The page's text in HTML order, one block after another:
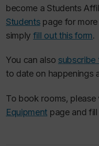
become a Students
Studentspage for more
simply fill out this form.
You can also subscribe
to date on happenings
To book rooms, please
Equipment page and